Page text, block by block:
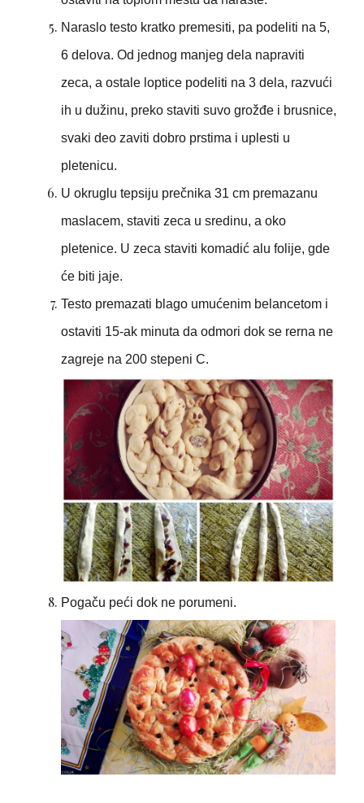
Naraslo testo kratko premesiti, pa podeliti na 5,
6 delova. Od jednog manjeg dela napraviti
zeca, a ostale loptice podeliti na 3 dela, razvući
ih u dužinu, preko staviti suvo grožđe i brusnice,
svaki deo zaviti dobro prstima i uplesti u
pletenicu.
U okruglu tepsiju prečnika 31 cm premazanu
maslacem, staviti zeca u sredinu, a oko
pletenice. U zeca staviti komadić alu folije, gde
će biti jaje.
Testo premazati blago umućenim belancetom i
ostaviti 15-ak minuta da odmori dok se rerna ne
zagreje na 200 stepeni C.
Pogaču peći dok ne porumeni.